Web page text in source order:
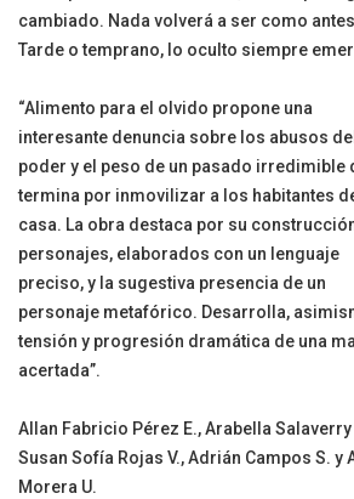
cambiado. Nada volverá a ser como
Tarde o temprano, lo oculto siempre
“Alimento para el olvido propone una
interesante denuncia sobre los abusos del
poder y el peso de un pasado irredimible
termina por inmovilizar a los habitantes
casa. La obra destaca por su
personajes, elaborados con un lenguaje
preciso, y la sugestiva presencia de un
personaje metafórico. Desarrolla,
tensión y progresión dramática de una
acertada”.
Allan Fabricio Pérez E., Arabella Salaverry
Susan Sofía Rojas V., Adrián Campos S. y
Morera U.